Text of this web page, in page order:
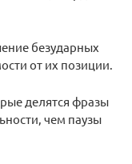
безударных
от их позиции.
делятся фразы
чем паузы